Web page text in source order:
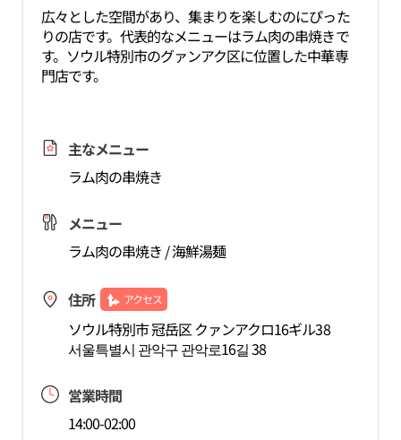
広々とした空間があり、集まりを楽しむのにぴった
りの店です。代表的なメニューはラム肉の串焼きで
す。ソウル特別市のグァンアク区に位置した中華専
門店です。
主なメニュー
ラム肉の串焼き
メニュー
ラム肉の串焼き / 海鮮湯麺
住所 アクセス
ソウル特別市 冠岳区 クァンアクロ16ギル38
서울특별시 관악구 관악로16길 38
営業時間
14:00-02:00